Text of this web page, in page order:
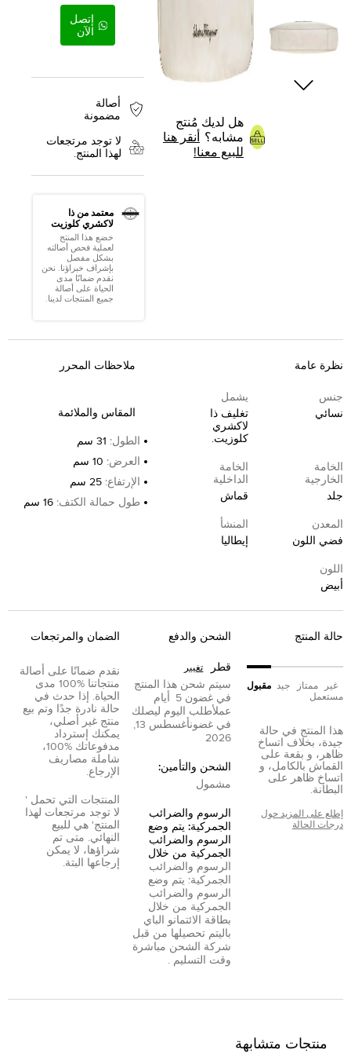
هل لديك مُنتج
مشابه؟
أنقر هنا
للبيع معنا!
إتصل
الآن
أصالة
مضمونة
لا توجد مرتجعات
لهذا المنتج.
معتمد من ذا
لاكشري كلوزيت
خضع هذا المنتج
لعملية فحص أصالته
بشكل مفصل
بإشراف خبراؤنا. نحن
نقدم ضمانًا مدى
الحياة على أصالة
جميع المنتجات لدينا.
نظرة عامة
جنس
نسائي
يشمل
تغليف ذا
لاكشري
كلوزيت.
الخامة
الخارجية
جلد
الخامة
الداخلية
قماش
المعدن
فضي اللون
المنشأ
إيطاليا
اللون
أبيض
ملاحظات المحرر
المقاس والملائمة
الطول: 31 سم
العرض: 10 سم
الإرتفاع: 25 سم
طول حمالة الكتف: 16 سم
حالة المنتج
غير
مستعمل
ممتاز جيد مقبول
هذا المنتج في حالة
جيدة، بخلاف اتساخ
ظاهر، و بقعة على
القماش بالكامل، و
اتساخ ظاهر على
البطانة.
إطلع على المزيد حول
درجات الحالة
الشحن والدفع
قطر تغيير
سيتم شحن هذا المنتج
في غضون 5
أيام
عملأطلب اليوم ليصلك
في غضون
أغسطس 13,
2026
الشحن والتأمين:
مشمول
الرسوم والضرائب
الجمركية: يتم وضع
الرسوم والضرائب
الجمركية من خلال
الرسوم والضرائب
الجمركية: يتم وضع
الرسوم والضرائب
الجمركية من خلال
بطاقة الائتمانو
الباي
باليتم تحصيلها من قبل
شركة الشحن مباشرة
وقت التسليم .
الضمان والمرتجعات
نقدم ضمانًا على أصالة
منتجاتنا %100 مدى
الحياة. إذا حدث في
حالة نادرة جدًا وتم بيع
منتج غير أصلي،
يمكنك إسترداد
مدفوعاتك %100،
شاملة مصاريف
الإرجاع.
المنتجات التي تحمل '
لا توجد مرتجعات لهذا
المنتج' هي للبيع
النهائي. متى تم
شراؤها، لا يمكن
إرجاعها البتة.
منتجات متشابهة